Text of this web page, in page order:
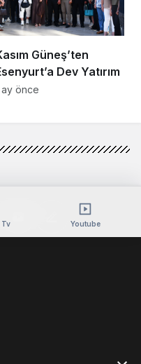
Güneş’ten
Dev Yatırım
ay önce
Tv Youtube